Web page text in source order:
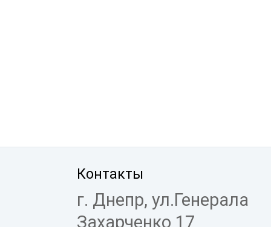
Контакты
г. Днепр, ул.Генерала
Захарченко 17